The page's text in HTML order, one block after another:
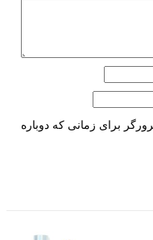
برای زمانی که دوباره